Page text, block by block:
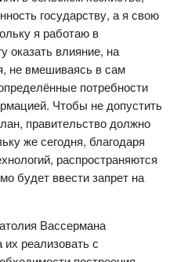
государству, а я свою
я работаю в
оказать влияние, на
не вмешиваясь в сам
потребности
Чтобы не допустить
правительство должно
же сегодня, благодаря
распространяются
будет ввести запрет на
Вассермана
реализовать с